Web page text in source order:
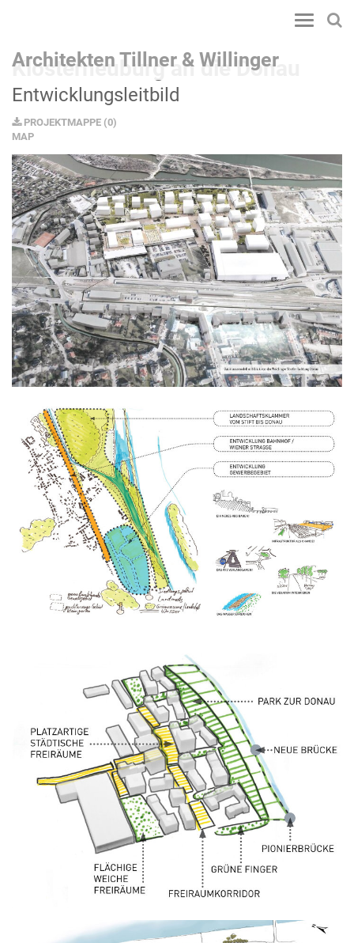
Toggle
Architekten Tillner & Willinger
Klosterneuburg an die Donau
Entwicklungsleitbild
PROJEKTMAPPE (0)
MAP